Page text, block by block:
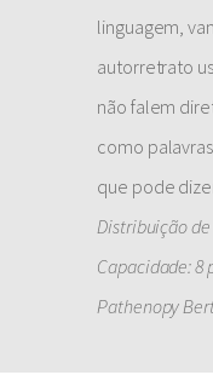
linguagem,
autorretrato
não falem
como
que pode
Distribuição de
Capacidade: 8
Pathenopy